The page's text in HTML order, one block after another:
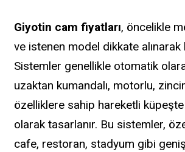
Giyotin cam fiyatları, öncelikle
ve istenen model dikkate alınarak
Sistemler genellikle otomatik
uzaktan kumandalı, motorlu,
özelliklere sahip hareketli
olarak tasarlanır. Bu sistemler,
cafe, restoran, stadyum gibi